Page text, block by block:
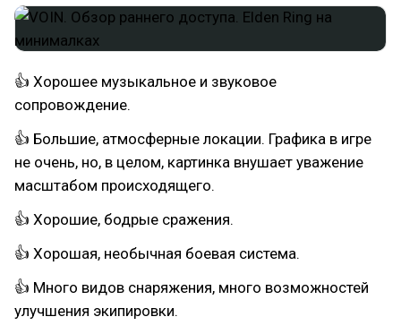
👍 Хорошее музыкальное и звуковое
сопровождение.
👍 Большие, атмосферные локации. Графика в игре
не очень, но, в целом, картинка внушает уважение
масштабом происходящего.
👍 Хорошие, бодрые сражения.
👍 Хорошая, необычная боевая система.
👍 Много видов снаряжения, много возможностей
улучшения экипировки.